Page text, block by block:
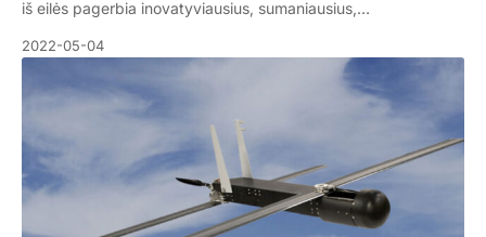
iš eilės pagerbia inovatyviausius, sumaniausius,…
2022-05-04